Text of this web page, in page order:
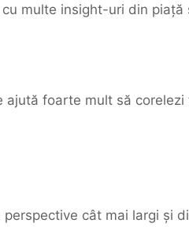
multe insight-uri din piață
foarte mult să
cât mai largi și